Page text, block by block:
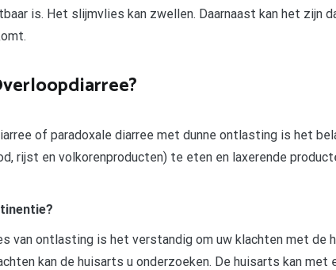
is. Het slijmvlies kan zwellen. Daarnaast kan het zijn
of paradoxale diarree met dunne ontlasting is het
rijst en volkorenproducten) te eten en laxerende
van ontlasting is het verstandig om uw klachten met de
kan de huisarts u onderzoeken. De huisarts kan met